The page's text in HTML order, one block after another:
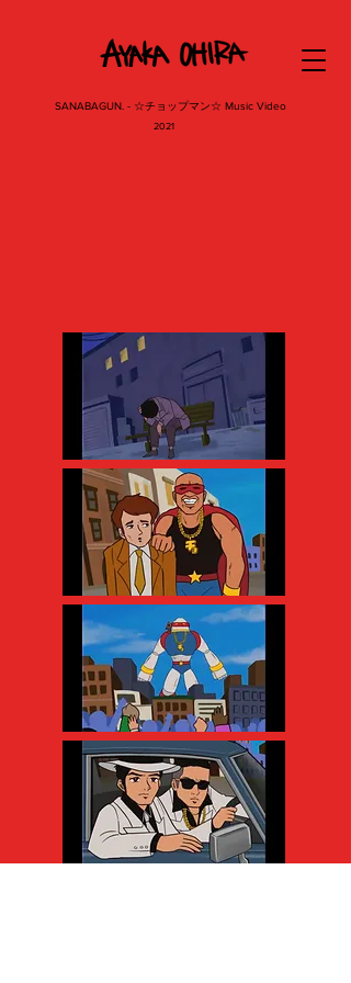
SANABAGUN. - ☆チョップマン☆ Music Video
2021